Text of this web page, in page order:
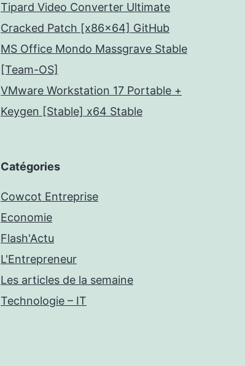
Tipard Video Converter Ultimate
Cracked Patch [x86x64] GitHub
MS Office Mondo Massgrave Stable
[Team-OS]
VMware Workstation 17 Portable +
Keygen [Stable] x64 Stable
Catégories
Cowcot Entreprise
Economie
Flash'Actu
L'Entrepreneur
Les articles de la semaine
Technologie – IT